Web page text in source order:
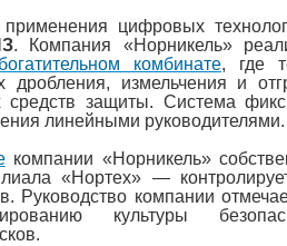
применения цифровых
. Компания «Норникель»
комбинате, где
дробления, измельчения и
средств защиты. Система
линейными руководителями.
компании «Норникель»
«Нортех» —
Руководство компании
культуры